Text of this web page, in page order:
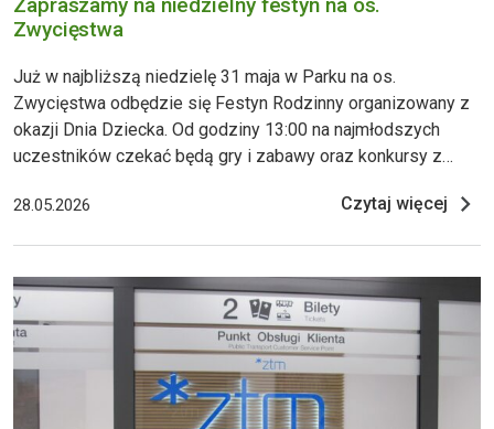
Zwycięstwa
Już w najbliższą niedzielę 31 maja w Parku na os.
Zwycięstwa odbędzie się Festyn Rodzinny organizowany z
okazji Dnia Dziecka. Od godziny 13:00 na najmłodszych
uczestników czekać będą gry i zabawy oraz konkursy z
Zarząd Transportu Miejskiego w Poznaniu możliwość
28.05.2026 Czytaj więcej